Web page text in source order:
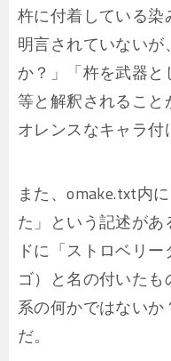
杵に付着している
明言されていない
か？」「杵を武器と
等と解釈されるこ
オレンスなキャラ付
また、omake.txt内
た」という記述が
ドに「ストロベリ
ゴ）と名の付いた
系の何かではない
だ。